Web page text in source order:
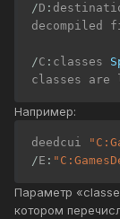
/D :
decompiled
/C : classes
classes are
Например:
deedcui
/E :
Параметр
котором